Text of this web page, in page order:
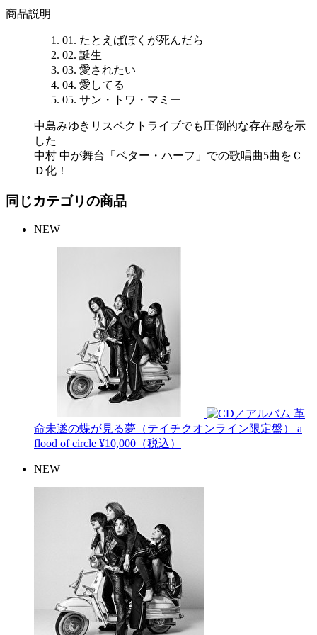
商品説明
01. たとえばぼくが死んだら
02. 誕生
03. 愛されたい
04. 愛してる
05. サン・トワ・マミー
中島みゆきリスペクトライブでも圧倒的な存在感を示
した
中村 中が舞台「ベター・ハーフ」での歌唱曲5曲をＣ
Ｄ化！
同じカテゴリの商品
NEW
革
命未遂の蝶が見る夢（テイチクオンライン限定盤） a
flood of circle ¥10,000（税込）
NEW